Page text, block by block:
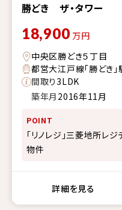
勝どき ザ・タワー
18,900 万円
中央区勝どき５丁目
都営大江戸線「勝どき
間取り3LDK
築年月 2016年11月
POINT
「リノレジ」三菱地所レ
物件
詳細を見る